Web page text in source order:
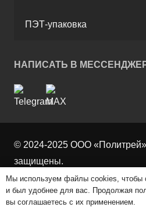
ПЭТ-упаковка
НАПИСАТЬ В
© 2024-2025 ООО
защищены.
Мы используем файлы cookies, чтобы
и был удобнее для вас. Продолжая
вы соглашаетесь с их применением.